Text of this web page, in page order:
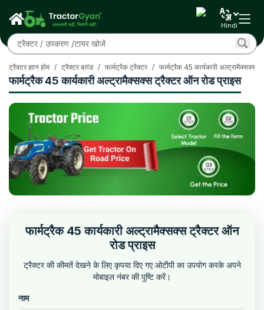
Hindi
फार्मट्रैक 45 कार्यकारी अल्ट्रामैक्सक्स ट्रैक्टर ऑन रोड प्राइस
ट्रैक्टर ज्ञान होम / ट्रैक्टर ब्रांड / फार्मट्रैक ट्रैक्टर / फार्मट्रैक 45 कार्यकारी अल्ट्रामैक्सक्स
फार्मट्रैक 45 कार्यकारी अल्ट्रामैक्सक्स ट्रैक्टर ऑन
रोड प्राइस
ट्रैक्टर की कीमतें देखने के लिए कृपया दिए गए ओटीपी का उपयोग करके अपने
मोबाइल नंबर की पुष्टि करें।
नाम